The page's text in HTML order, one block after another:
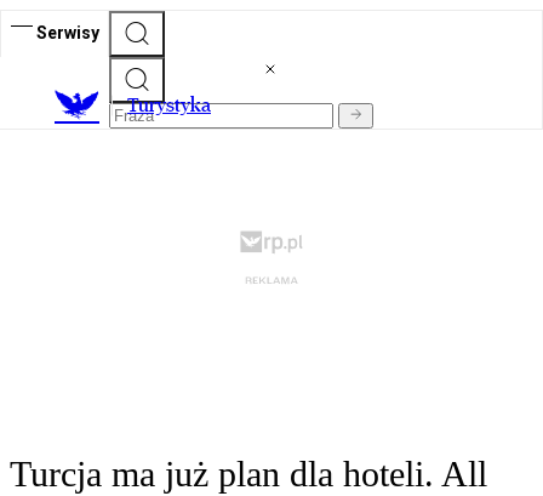
Serwisy
Turystyka
Turcja ma już plan dla hoteli. All